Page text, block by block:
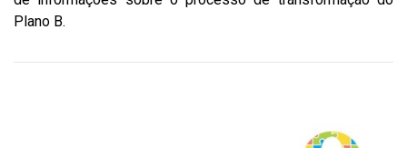
Plano B.